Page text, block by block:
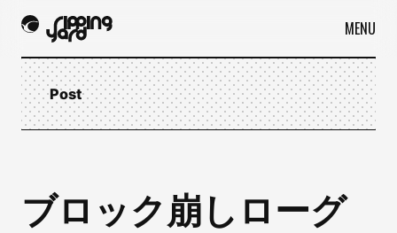
MENU
Post
ブロック崩しローグ